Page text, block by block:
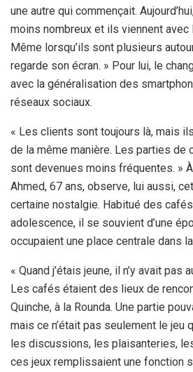
une autre qui commençait.
moins nombreux et ils viennent avec
Même lorsqu’ils sont plusieurs
regarde son écran. » Pour lui, le
avec la généralisation des
réseaux sociaux.
« Les clients sont toujours là, mais
de la même manière. Les parties de
sont devenues moins fréquentes. »
Ahmed, 67 ans, observe, lui aussi,
certaine nostalgie. Habitué des
adolescence, il se souvient d’une
occupaient une place centrale dans
« Quand j’étais jeune, il n’y avait pas
Les cafés étaient des lieux de
Quinche, à la Rounda. Une partie
mais ce n’était pas seulement le jeu
les discussions, les plaisanteries,
ces jeux remplissaient une fonction